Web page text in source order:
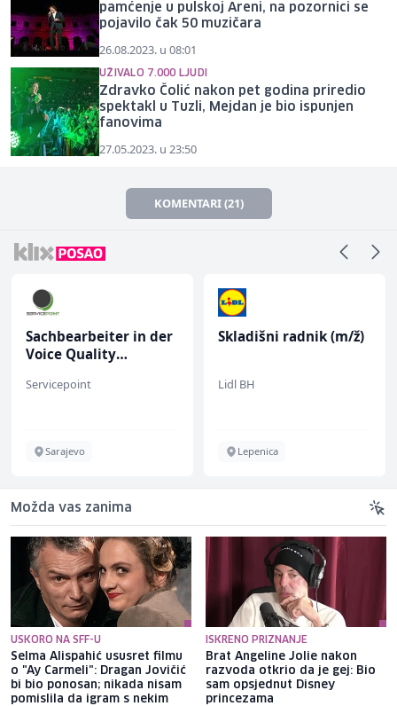
pamćenje u pulskoj Areni, na pozornici se
pojavilo čak 50 muzičara
26.08.2023. u 08:01
UŽIVALO 7.000 LJUDI
Zdravko Čolić nakon pet godina priredio
spektakl u Tuzli, Mejdan je bio ispunjen
fanovima
27.05.2023. u 23:50
KOMENTARI (21)
Sachbearbeiter in der
Voice Quality
Servicepoint
Sarajevo
Skladišni radnik (m/ž)
Lidl BH
Lepenica
Možda vas zanima
USKORO NA SFF-U
Selma Alispahić ususret filmu
o "Ay Carmeli": Dragan Jovičić
bi bio ponosan; nikada nisam
pomislila da igram s nekim
ISKRENO PRIZNANJE
Brat Angeline Jolie nakon
razvoda otkrio da je gej: Bio
sam opsjednut Disney
princezama